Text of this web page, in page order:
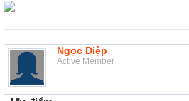
Ngọc Diệp
Active Member